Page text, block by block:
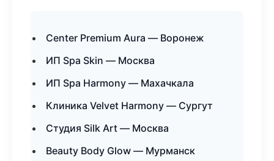
Center Premium Aura — Воронеж
ИП Spa Skin — Москва
ИП Spa Harmony — Махачкала
Клиника Velvet Harmony — Сургут
Студия Silk Art — Москва
Beauty Body Glow — Мурманск